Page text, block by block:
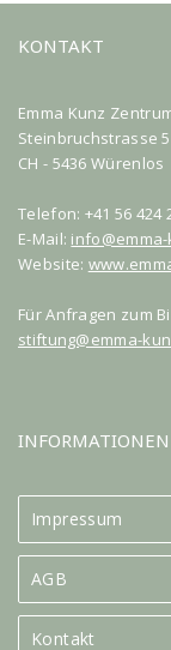
KONTAKT
Emma Kunz
Steinbruchstrasse 5
CH - 5436 Würenlos
Telefon: +41 56 424
E-Mail:
Website:
Für Anfragen zum
stiftung@emma-
INFORMATIONEN
Impressum
AGB
Kontakt